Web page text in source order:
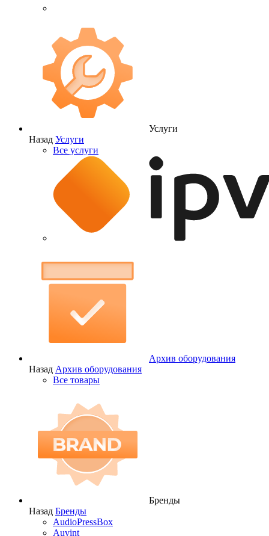
Услуги
Назад Услуги
Все услуги
Архив оборудования
Назад Архив оборудования
Все товары
Бренды
Назад Бренды
AudioPressBox
Auvint